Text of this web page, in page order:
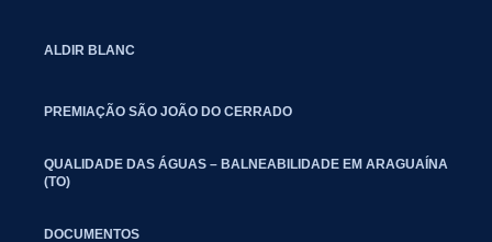
ALDIR BLANC
PREMIAÇÃO SÃO JOÃO DO CERRADO
QUALIDADE DAS ÁGUAS – BALNEABILIDADE EM ARAGUAÍNA
(TO)
DOCUMENTOS